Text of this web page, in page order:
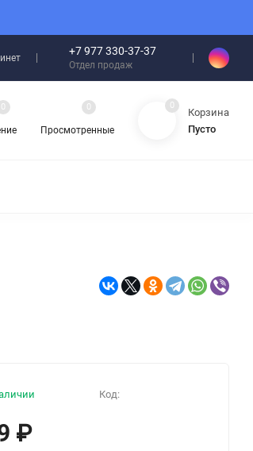
+7 977 330-37-37
Отдел продаж
0
Просмотренные
0 0
Корзина
Пусто
Код:
₽